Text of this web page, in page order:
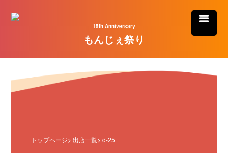
15th Anniversary
もんじぇ祭り
トップページ> 出店一覧> d-25